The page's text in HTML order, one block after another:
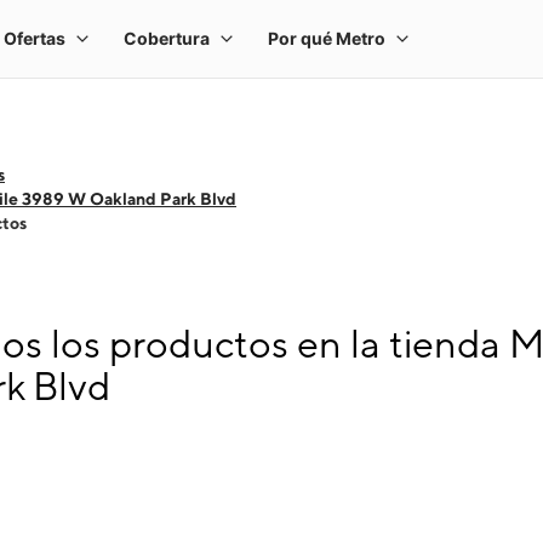
3989 W Oakland Park Blvd
los productos en la tienda
Blvd